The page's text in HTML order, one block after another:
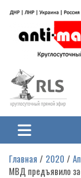
содержимому
на
гражданской
ЛНР и других
Главная 2020
МВД предъявило